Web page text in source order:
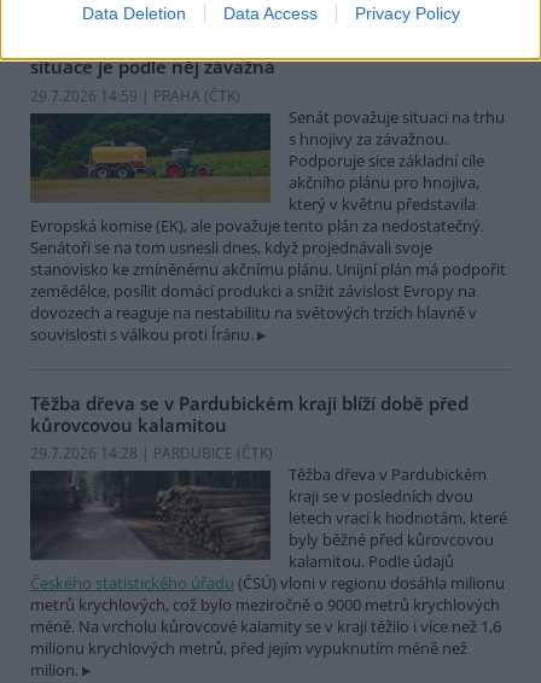
Data Deletion Data Access Privacy Policy
situace je podle něj závažná
29.7.2026 14:59 | PRAHA (ČTK)
Senát považuje situaci na trhu
s hnojivy za závažnou.
Podporuje sice základní cíle
akčního plánu pro hnojiva,
který v květnu představila
Evropská komise (EK), ale považuje tento plán za nedostatečný.
Senátoři se na tom usnesli dnes, když projednávali svoje
stanovisko ke zmíněnému akčnímu plánu. Unijní plán má podpořit
zemědělce, posílit domácí produkci a snížit závislost Evropy na
dovozech a reaguje na nestabilitu na světových trzích hlavně v
souvislosti s válkou proti Íránu.
Těžba dřeva se v Pardubickém kraji blíží době před
kůrovcovou kalamitou
29.7.2026 14:28 | PARDUBICE (ČTK)
Těžba dřeva v Pardubickém
kraji se v posledních dvou
letech vrací k hodnotám, které
byly běžné před kůrovcovou
kalamitou. Podle údajů
Českého statistického úřadu (ČSÚ) vloni v regionu dosáhla milionu
metrů krychlových, což bylo meziročně o 9000 metrů krychlových
méně. Na vrcholu kůrovcové kalamity se v kraji těžilo i více než 1,6
milionu krychlových metrů, před jejím vypuknutím méně než
milion.